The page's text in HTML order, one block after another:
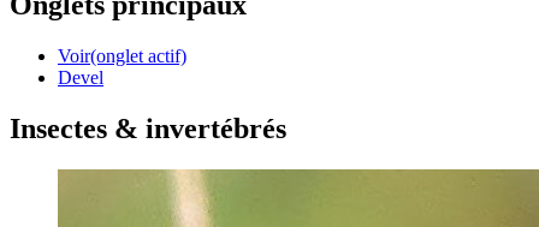
Voir(onglet actif)
Devel
Insectes & invertébrés